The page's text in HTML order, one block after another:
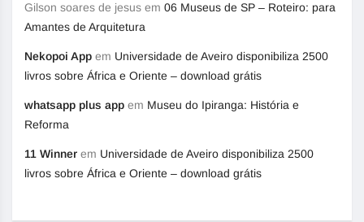
Gilson soares de jesus em 06 Museus de SP – Roteiro: para
Amantes de Arquitetura
Nekopoi App em Universidade de Aveiro disponibiliza 2500
livros sobre África e Oriente – download grátis
whatsapp plus app em Museu do Ipiranga: História e
Reforma
11 Winner em Universidade de Aveiro disponibiliza 2500
livros sobre África e Oriente – download grátis